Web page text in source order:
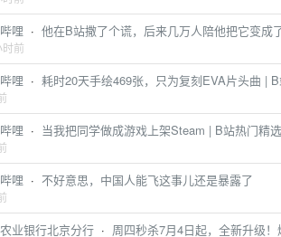
哩 · 他在B站撒了个谎，后来几万人陪他把它变成
前
哩 · 耗时20天手绘469张，只为复刻EVA片头曲 |
哩 · 当我把同学做成游戏上架Steam | B站热门精选
哩 · 不好意思，中国人能飞这事儿还是暴露了
业银行北京分行 · 周四秒杀7月4日起，全新升级